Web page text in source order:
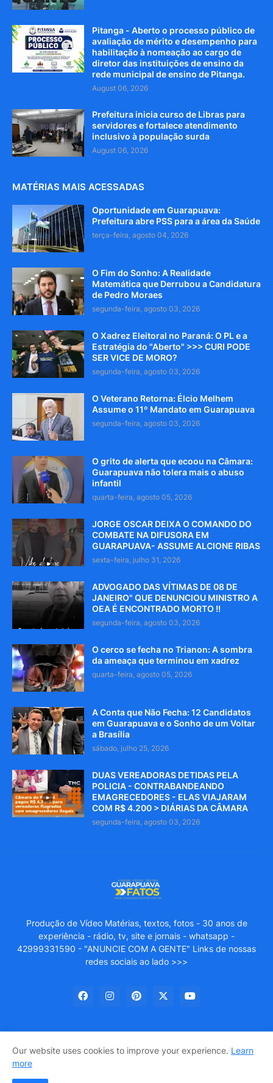
Pitanga - Aberto o processo público de
avaliação de mérito e desempenho para
habilitação à nomeação ao cargo de
diretor das instituições de ensino da
rede municipal de ensino de Pitanga.
August 06, 2026
Prefeitura inicia curso de Libras para
servidores e fortalece atendimento
inclusivo à população surda
August 06, 2026
MATÉRIAS MAIS ACESSADAS
Oportunidade em Guarapuava:
Prefeitura abre PSS para a área da Saúde
terça-feira, agosto 04, 2026
O Fim do Sonho: A Realidade
Matemática que Derrubou a Candidatura
de Pedro Moraes
segunda-feira, agosto 03, 2026
O Xadrez Eleitoral no Paraná: O PL e a
Estratégia do "Aberto" >>> CURI PODE
SER VICE DE MORO?
segunda-feira, agosto 03, 2026
O Veterano Retorna: Élcio Melhem
Assume o 11º Mandato em Guarapuava
segunda-feira, agosto 03, 2026
O grito de alerta que ecoou na Câmara:
Guarapuava não tolera mais o abuso
infantil
quarta-feira, agosto 05, 2026
JORGE OSCAR DEIXA O COMANDO DO
COMBATE NA DIFUSORA EM
GUARAPUAVA- ASSUME ALCIONE RIBAS
sexta-feira, julho 31, 2026
ADVOGADO DAS VÍTIMAS DE 08 DE
JANEIRO" QUE DENUNCIOU MINISTRO A
OEA É ENCONTRADO MORTO !!
segunda-feira, agosto 03, 2026
O cerco se fecha no Trianon: A sombra
da ameaça que terminou em xadrez
quarta-feira, agosto 05, 2026
A Conta que Não Fecha: 12 Candidatos
em Guarapuava e o Sonho de um Voltar
a Brasília
sábado, julho 25, 2026
DUAS VEREADORAS DETIDAS PELA
POLICIA - CONTRABANDEANDO
EMAGRECEDORES - ELAS VIAJARAM
COM R$ 4.200 > DIÁRIAS DA CÂMARA
segunda-feira, agosto 03, 2026
Produção de Vídeo Matérias, textos, fotos - 30 anos de
experiência - rádio, tv, site e jornais - whatsapp -
42999331590 - "ANUNCIE COM A GENTE" Links de nossas
redes sociais ao lado >>>
GUARAPUAVA FATOS About Us
Privacy Policy
Our website uses cookies to improve your experience. Learn
more